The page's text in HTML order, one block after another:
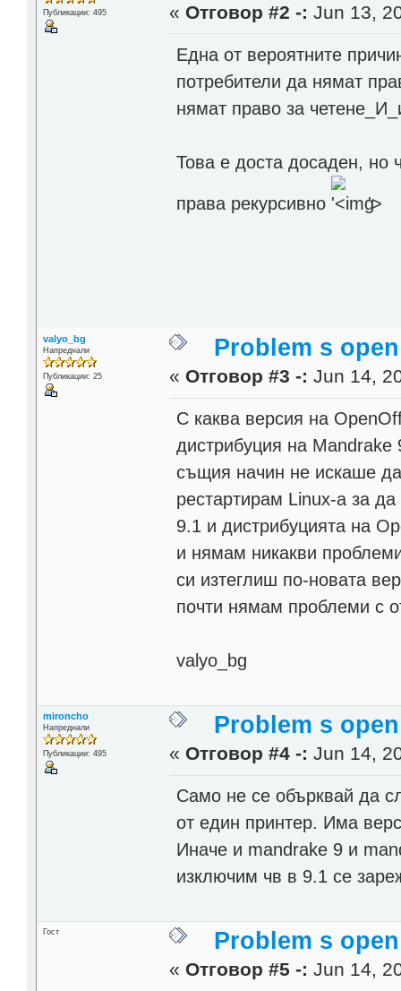
Публикации: 495 « Отговор #2 -: Jun 13,
Една от вероятните
потребители да нямат
нямат право за
Това е доста досаден, но
права рекурсивно '>
valyo_bg
Напреднали
Публикации: 25
Problem s
« Отговор #3 -: Jun 14,
С каква версия на
дистрибуция на
същия начин не искаше
рестартирам Linux-a за
9.1 и дистрибуцията на
и нямам никакви
си изтеглиш по-новата
почти нямам проблеми с
valyo_bg
mironcho
Напреднали
Публикации: 495
Problem s
« Отговор #4 -: Jun 14,
Само не се обърквай да
от един принтер. Има
Иначе и mandrake 9 и
изключим чв в 9.1 се
Гост Problem s
« Отговор #5 -: Jun 14,